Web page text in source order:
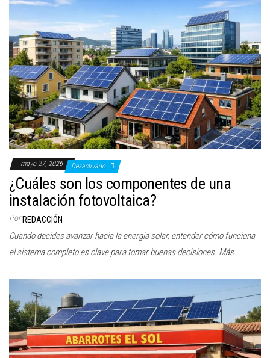
mayo 27, 2026 Desactivado
¿Cuáles son los componentes de una
instalación fotovoltaica?
Por REDACCIÓN
Cuando decides avanzar hacia la energía solar, entender cómo funciona
el sistema completo es clave para tomar buenas decisiones. Más…